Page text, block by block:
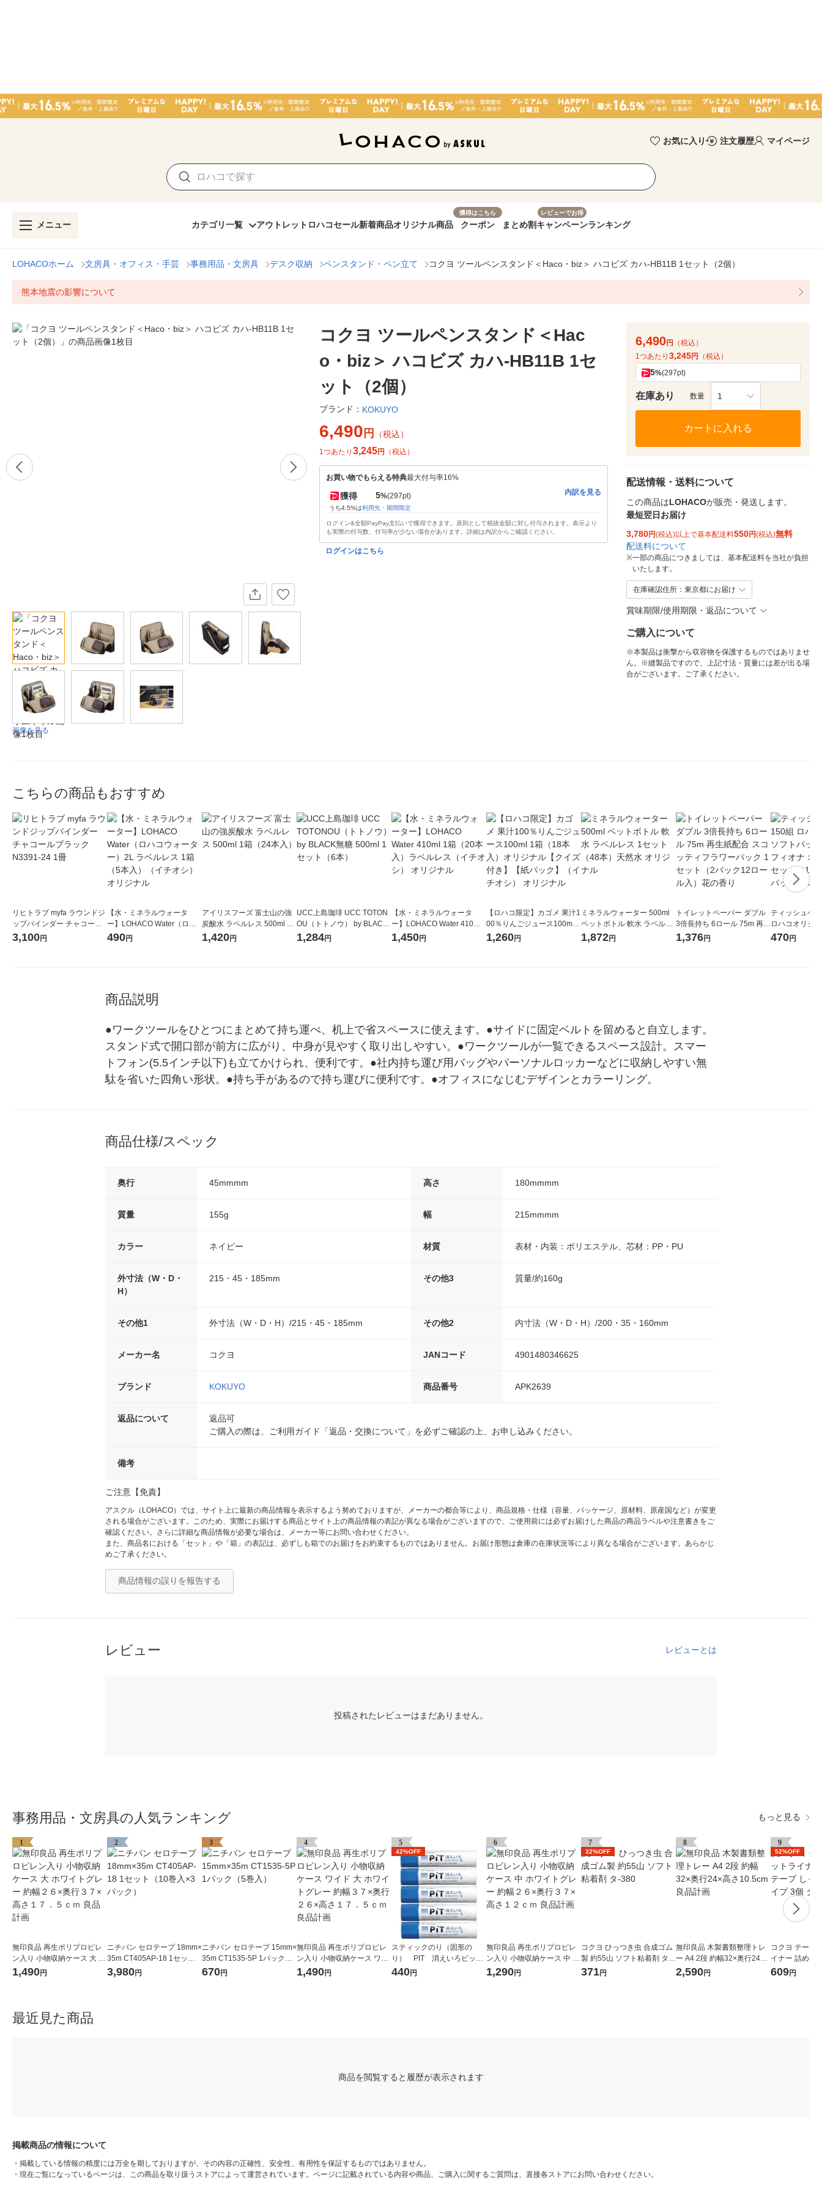
お気に入り 注文履歴 マイページ
メニュー カテゴリ一覧 アウトレット ロハコセール新着商品オリジナル商品
獲得はこちら
クーポン まとめ割
レビューでお得
キャンペーンランキング
LOHACOホーム 文房具・オフィス・手芸 事務用品・文房具 デスク収納 ペンスタンド・ペン立て コクヨ ツールペンスタンド＜Haco・biz＞ ハコビズ カハ-HB11B 1セット（2個）
熊本地震の影響について
画像を見る
コクヨ ツールペンスタンド＜Hac
o・biz＞ ハコビズ カハ-HB11B 1セ
ット（2個）
ブランド： KOKUYO
6,490 円 （税込）
1つあたり 3,245円 （税込）
お買い物でもらえる特典最大付与率16%
獲得 5%(297pt)
うち4.5%は利用先・期間限定
内訳を見る
ログイン&全額PayPay支払いで獲得できます。原則として税抜金額に対し付与されます。表示より
も実際の付与数、付与率が少ない場合があります。詳細は内訳からご確認ください。
ログインはこちら
6,490円
（税込）
1つあたり 3,245円 （税込）
5%(297pt)
在庫あり 数量 1
カートに入れる
配送情報・送料について
この商品はLOHACOが販売・発送します。
最短翌日お届け
3,780円(税込)以上で基本配送料550円(税込)無料
配送料について
※一部の商品につきましては、基本配送料を当社が負担
いたします。
在庫確認住所：東京都にお届け
賞味期限/使用期限・返品について
ご購入について
※本製品は衝撃から収容物を保護するものではありませ
ん。※縫製品ですので、上記寸法・質量には差が出る場
合がございます。ご了承ください。
こちらの商品もおすすめ
リヒトラブ myfa ラウンドジ
ップバインダー チャコール
ブラック N3391-24 1冊
3,100円
【水・ミネラルウォータ
ー】LOHACO Water（ロハ
コウォーター）2L ラベルレ
490円
アイリスフーズ 富士山の強
炭酸水 ラベルレス 500ml 1
箱（24本入）
1,420円
UCC上島珈琲 UCC TOTON
OU（トトノウ） by BLACK
無糖 500ml 1セット（6本）
1,284円
【水・ミネラルウォータ
ー】LOHACO Water 410ml
1箱（20本入）ラベルレス
（イチオシ） オリジナル
1,450円
【ロハコ限定】カゴメ 果汁1
00％りんごジュース100ml 1
箱（18本入）オリジナル
【クイズ付き】【紙パッ
1,260円
ミネラルウォーター 500ml
ペットボトル 軟水 ラベルレ
ス 1セット（48本）天然水
オリジナル
1,872円
トイレットペーパー ダブル
3倍長持ち 6ロール 75m 再生
紙配合 スコッティフラワー
パック 1セット（2パック12
1,376円
ティッシュペ
ロハコオリジ
ックティッシ
470円
商品説明
●ワークツールをひとつにまとめて持ち運べ、机上で省スペースに使えます。●サイドに固定ベルトを留めると自立します。
スタンド式で開口部が前方に広がり、中身が見やすく取り出しやすい。●ワークツールが一覧できるスペース設計。スマー
トフォン(5.5インチ以下)も立てかけられ、便利です。●社内持ち運び用バッグやパーソナルロッカーなどに収納しやすい無
駄を省いた四角い形状。●持ち手があるので持ち運びに便利です。●オフィスになじむデザインとカラーリング。
商品仕様/スペック
奥行 45mmmm 高さ 180mmmm
質量 155g 幅 215mmmm
カラー ネイビー 材質 表材・内装：ポリエステル、芯材：PP・PU
外寸法（W・D・
H）
215・45・185mm その他3 質量/約160g
その他1 外寸法（W・D・H）/215・45・185mm その他2 内寸法（W・D・H）/200・35・160mm
メーカー名 コクヨ JANコード 4901480346625
ブランド KOKUYO 商品番号 APK2639
返品について
返品可
ご購入の際は、ご利用ガイド「返品・交換について」を必ずご確認の上、お申し込みください。
備考
ご注意【免責】
アスクル（LOHACO）では、サイト上に最新の商品情報を表示するよう努めておりますが、メーカーの都合等により、商品規格・仕様（容量、パッケージ、原材料、原産国など）が変更
される場合がございます。このため、実際にお届けする商品とサイト上の商品情報の表記が異なる場合がございますので、ご使用前には必ずお届けした商品の商品ラベルや注意書きをご
確認ください。さらに詳細な商品情報が必要な場合は、メーカー等にお問い合わせください。
また、商品名における「セット」や「箱」の表記は、必ずしも箱でのお届けをお約束するものではありません。お届け形態は倉庫の在庫状況等により異なる場合がございます。あらかじ
めご了承ください。
商品情報の誤りを報告する
レビュー レビューとは
投稿されたレビューはまだありません。
事務用品・文房具の人気ランキング もっと見る
1
無印良品 再生ポリプロピレ
ン入り 小物収納ケース 大 ホ
ワイトグレー 約幅２６×奥行
３７×高さ１７．５ｃｍ 良品
1,490円
2
ニチバン セロテープ 18mm×
35m CT405AP-18 1セット
（10巻入×3パック）
3,980円
3
ニチバン セロテープ 15mm×
35m CT1535-5P 1パック（5
巻入）
670円
4
無印良品 再生ポリプロピレ
ン入り 小物収納ケース ワイ
ド 大 ホワイトグレー 約幅３
７×奥行２６×高さ１７．５
1,490円
5
42%OFF
スティックのり（固形の
り） PIT 消えいろピット
S 乾くと色が消える PT-T
440円
6
無印良品 再生ポリプロピレ
ン入り 小物収納ケース 中 ホ
ワイトグレー 約幅２６×奥行
３７×高さ１２ｃｍ 良品計画
1,290円
7
32%OFF
コクヨ ひっつき虫 合成ゴム
製 約55山 ソフト粘着剤 タ-3
80
371円
8
無印良品 木製書類整理トレ
ー A4 2段 約幅32×奥行24×
高さ10.5cm 良品計画
2,590円
9
52%OFF
コクヨ テープ
イナー 詰め替
かり貼るタイ
609円
最近見た商品
商品を閲覧すると履歴が表示されます
掲載商品の情報について
・ 掲載している情報の精度には万全を期しておりますが、その内容の正確性、安全性、有用性を保証するものではありません。
・ 現在ご覧になっているページは、この商品を取り扱うストアによって運営されています。ページに記載されている内容や商品、ご購入に関するご質問は、直接各ストアにお問い合わせください。